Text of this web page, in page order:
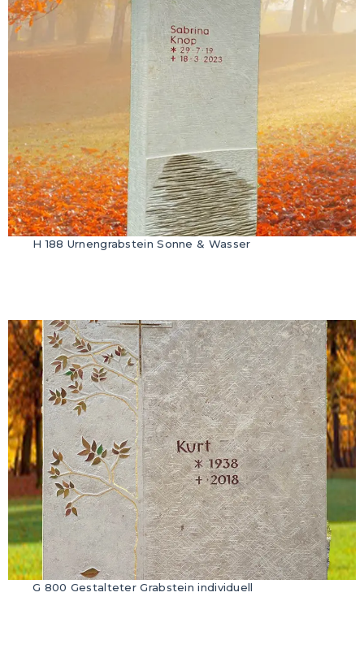
H 188 Urnengrabstein Sonne & Wasser
G 800 Gestalteter Grabstein individuell